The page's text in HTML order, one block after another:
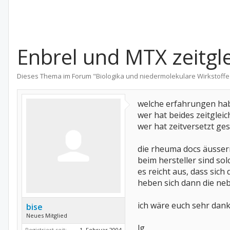
Enbrel und MTX
Dieses Thema im Forum "Biologika und niedermolekulare Wirkstoffe
bise
Neues Mitglied
welche erfahrungen
wer hat beides
wer hat zeitversetzt
die rheuma docs
beim hersteller sind
es reicht aus, dass
heben sich dann die
ich wäre euch sehr